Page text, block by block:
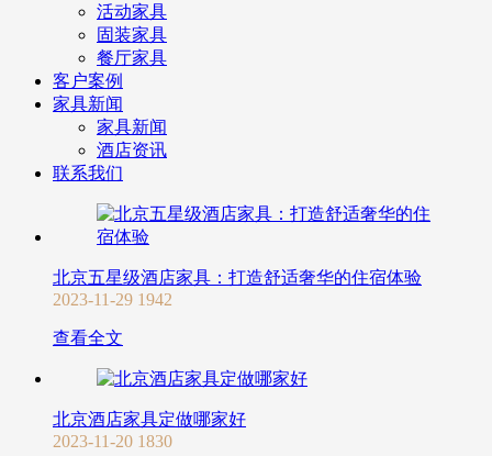
活动家具
固装家具
餐厅家具
客户案例
家具新闻
家具新闻
酒店资讯
联系我们
北京五星级酒店家具：打造舒适奢华的住宿体验
2023-11-29 1942
查看全文
北京酒店家具定做哪家好
2023-11-20 1830